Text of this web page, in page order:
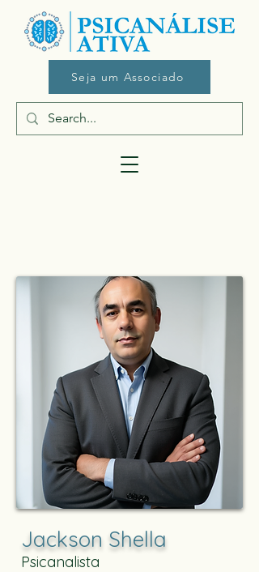
Seja um Associado
Jackson Shella
Psicanalista